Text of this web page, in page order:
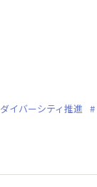
ダイバーシティ推進